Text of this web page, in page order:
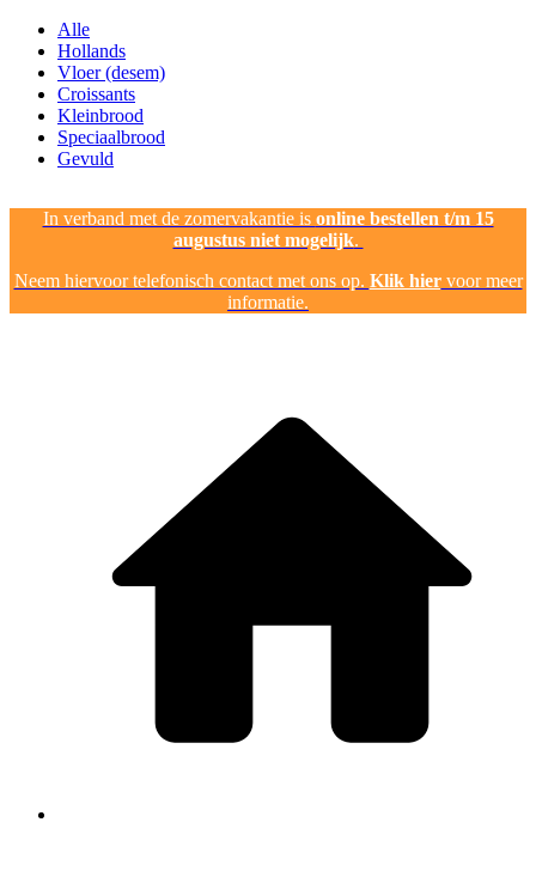
Alle
Hollands
Vloer (desem)
Croissants
Kleinbrood
Speciaalbrood
Gevuld
In verband met de zomervakantie is online bestellen t/m 15
augustus niet mogelijk.
Neem hiervoor telefonisch contact met ons op. Klik hiervoor meer
informatie.